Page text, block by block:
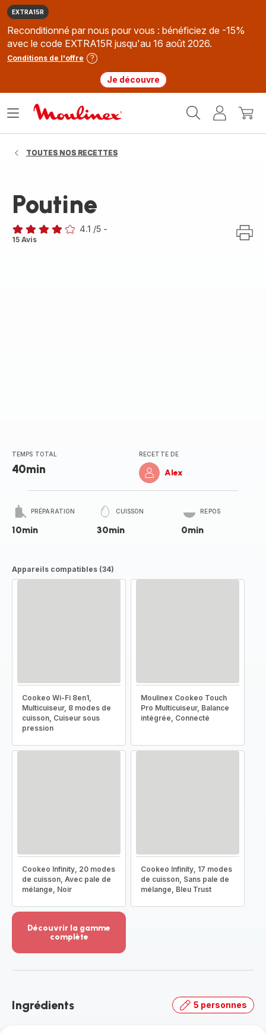
EXTRA15R
Reconditionné par nous pour vous : bénéficiez de -15%
avec le code EXTRA15R jusqu'au 16 août 2026.
Conditions de l'offre
Je découvre
MonMon
Ouvrir
TOUTES NOS RECETTES
Poutine
ratings.4.1
4.1 /5 -
15 Avis
TEMPS TOTAL
40min
RECETTE DE
Alex
PRÉPARATION
10min
CUISSON
30min
REPOS
0min
Appareils compatibles (34)
Cookeo Wi-Fi 8en1,
Multicuiseur, 8 modes de
cuisson, Cuiseur sous
pression
Moulinex Cookeo Touch
Pro Multicuiseur, Balance
intégrée, Connecté
Cookeo Infinity, 20 modes
de cuisson, Avec pale de
mélange, Noir
Cookeo Infinity, 17 modes
de cuisson, Sans pale de
mélange, Bleu Trust
Découvrir la gamme
complète
-
gamme
Ingrédients 5 personnes